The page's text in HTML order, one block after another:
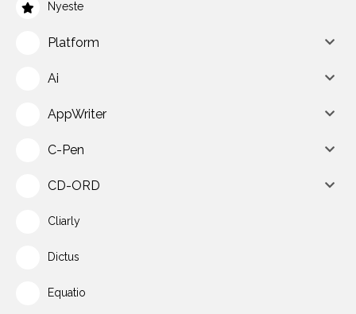
Nyeste
Platform
Ai
AppWriter
C-Pen
CD-ORD
Cliarly
Dictus
Equatio